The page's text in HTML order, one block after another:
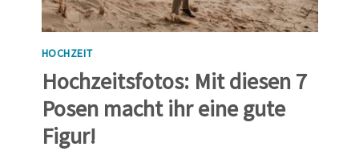
HOCHZEIT
Hochzeitsfotos: Mit diesen 7
Posen macht ihr eine gute
Figur!